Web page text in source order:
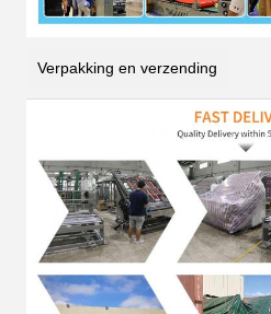
Verpakking en verzending